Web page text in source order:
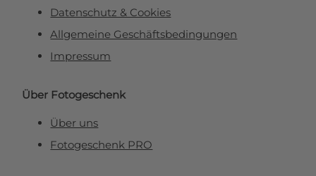
Datenschutz & Cookies
Allgemeine Geschäftsbedingungen
Impressum
Über Fotogeschenk
Über uns
Fotogeschenk PRO